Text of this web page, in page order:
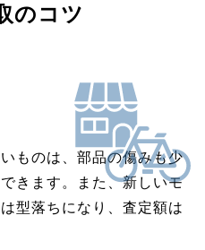
のコツ
ものは、部品の傷みも少
きます。また、新しいモ
型落ちになり、査定額は